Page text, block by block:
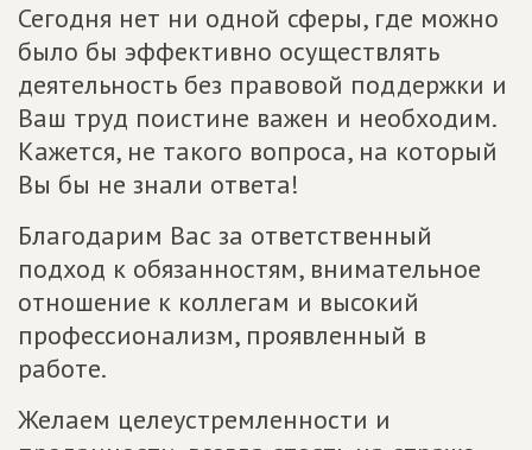
Сегодня нет ни одной сферы, где можно
было бы эффективно осуществлять
деятельность без правовой поддержки и
Ваш труд поистине важен и необходим.
Кажется, не такого вопроса, на который
Вы бы не знали ответа!
Благодарим Вас за ответственный
подход к обязанностям, внимательное
отношение к коллегам и высокий
профессионализм, проявленный в
работе.
Желаем целеустремленности и